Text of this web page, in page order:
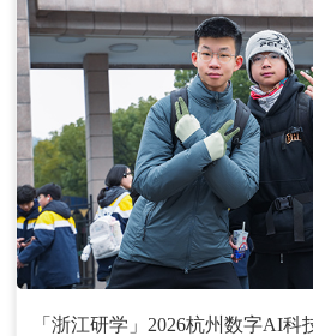
巅峰减重训练营
卓越好习惯夏令营
成长传送门夏令营
欧露克夏令营
「浙江研学」2026杭州数字AI